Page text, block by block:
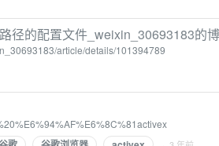
径的配置文件_weixin_30693183的
article/details/101394789